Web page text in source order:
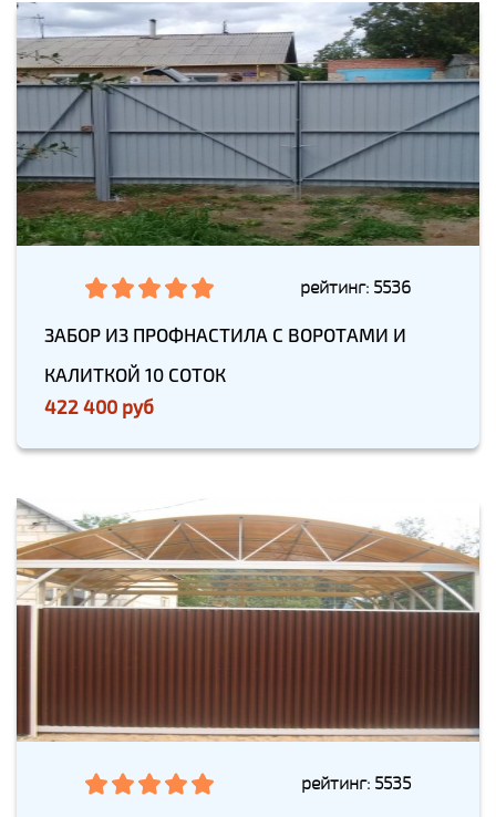
рейтинг: 5536
ЗАБОР ИЗ ПРОФНАСТИЛА С ВОРОТАМИ И
КАЛИТКОЙ 10 СОТОК
422 400 руб
рейтинг: 5535